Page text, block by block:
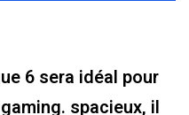
6 sera idéal pour
spacieux, il